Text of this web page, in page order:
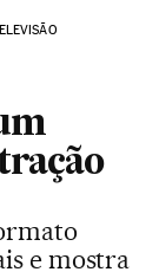
e mostra